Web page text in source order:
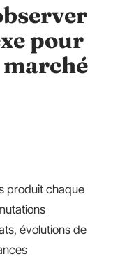
pour
produit chaque
évolutions de